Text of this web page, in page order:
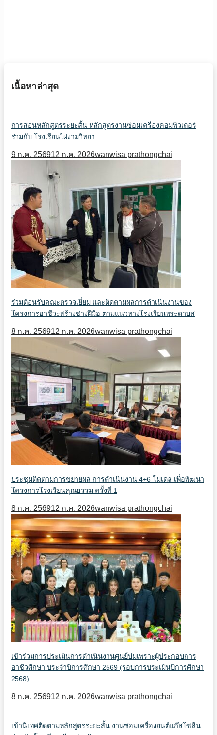
เนื้อหาล่าสุด
การสอนหลักสูตรระยะสั้น หลักสูตรงานซ่อมเครื่องคอมพิวเตอร์
ร่วมกับ โรงเรียนไผ่งามวิทยา
9 ก.ค. 256912 ก.ค. 2026wanwisa prathongchai
ร่วมต้อนรับคณะตรวจเยี่ยม และติดตามผลการดำเนินงานของ
โครงการอาชีวะสร้างช่างฝีมือ ตามแนวทางโรงเรียนพระดาบส
8 ก.ค. 256912 ก.ค. 2026wanwisa prathongchai
ประชุมติดตามการขยายผล การดำเนินงาน 4+6 โมเดล เพื่อพัฒนา
โครงการโรงเรียนคุณธรรม ครั้งที่ 1
8 ก.ค. 256912 ก.ค. 2026wanwisa prathongchai
เข้าร่วมการประเมินการดำเนินงานศูนย์บ่มเพราะผู้ประกอบการ
อาชีวศึกษา ประจำปีการศึกษา 2569 (รอบการประเมินปีการศึกษา
2568)
8 ก.ค. 256912 ก.ค. 2026wanwisa prathongchai
เข้านิเทศติดตามหลักสูตรระยะสั้น งานซ่อมเครื่องยนต์แก๊สโซลีน